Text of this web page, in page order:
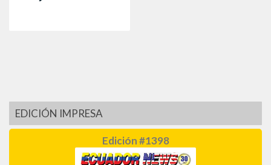
EDICIÓN IMPRESA
Edición #1398